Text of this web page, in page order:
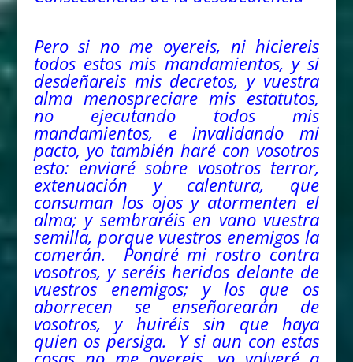
Pero si no me oyereis, ni hiciereis
todos estos mis mandamientos, y si
desdeñareis mis decretos, y vuestra
alma menospreciare mis estatutos,
no ejecutando todos mis
mandamientos, e invalidando mi
pacto, yo también haré con vosotros
esto: enviaré sobre vosotros terror,
extenuación y calentura, que
consuman los ojos y atormenten el
alma; y sembraréis en vano vuestra
semilla, porque vuestros enemigos la
comerán. Pondré mi rostro contra
vosotros, y seréis heridos delante de
vuestros enemigos; y los que os
aborrecen se enseñorearán de
vosotros, y huiréis sin que haya
quien os persiga. Y si aun con estas